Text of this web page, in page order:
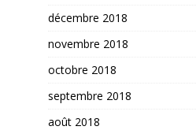
décembre 2018
novembre 2018
octobre 2018
septembre 2018
août 2018